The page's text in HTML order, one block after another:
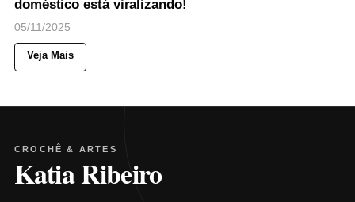
doméstico está viralizando!
05/11/2025
Veja Mais
CROCHÊ & ARTES
Katia Ribeiro